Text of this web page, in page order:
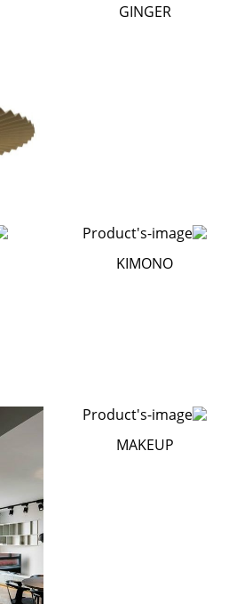
GINGER
KIMONO
MAKEUP